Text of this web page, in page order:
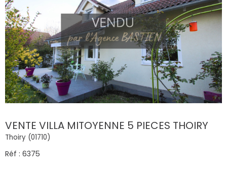
VENTE VILLA MITOYENNE 5 PIECES THOIRY
Thoiry (01710)
Réf : 6375